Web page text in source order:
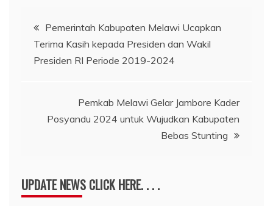
Navigasi
pos
Pemerintah Kabupaten Melawi Ucapkan
Terima Kasih kepada Presiden dan Wakil
Presiden RI Periode 2019-2024
Pemkab Melawi Gelar Jambore Kader
Posyandu 2024 untuk Wujudkan Kabupaten
Bebas Stunting
UPDATE NEWS CLICK HERE. . . .